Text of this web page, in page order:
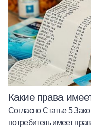
Какие права
Согласно Статье 5
потребитель имеет